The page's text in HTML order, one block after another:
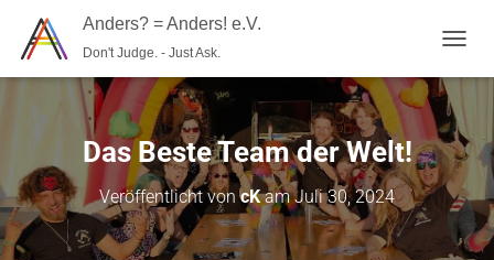
Anders? = Anders! e.V.
Don't Judge. - Just Ask.
A
I
G
A
I
N
Das Beste Team der Welt!
Veröffentlicht voncKamJuli 30, 2024